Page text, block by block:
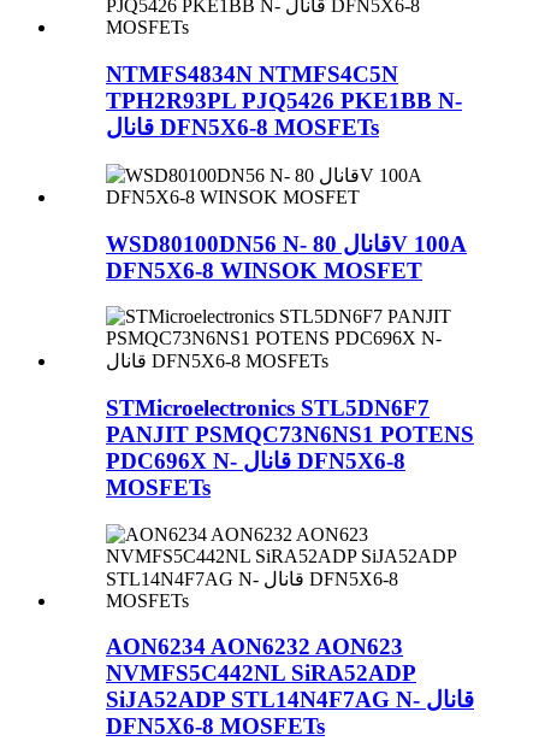
NTMFS4834N NTMFS4C5N
TPH2R93PL PJQ5426 PKE1BB N-
قانال DFN5X6-8 MOSFETs
WSD80100DN56 N- قانال 80V 100A
DFN5X6-8 WINSOK MOSFET
STMicroelectronics STL5DN6F7
PANJIT PSMQC73N6NS1 POTENS
PDC696X N- قانال DFN5X6-8
MOSFETs
AON6234 AON6232 AON623
NVMFS5C442NL SiRA52ADP
SiJA52ADP STL14N4F7AG N- قانال
DFN5X6-8 MOSFETs